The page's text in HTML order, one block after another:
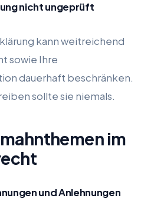
nicht ungeprüft
kann weitreichend
sowie Ihre
dauerhaft beschränken.
sollte sie niemals.
im
und Anlehnungen